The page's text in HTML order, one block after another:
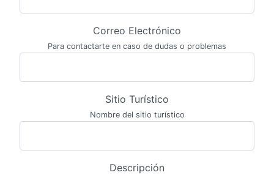
Correo Electrónico
Para contactarte en caso de dudas o problemas
Sitio Turístico
Nombre del sitio turístico
Descripción